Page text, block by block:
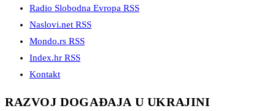
Radio Slobodna Evropa RSS
Naslovi.net RSS
Mondo.rs RSS
Index.hr RSS
Kontakt
RAZVOJ DOGAĐAJA U UKRAJINI